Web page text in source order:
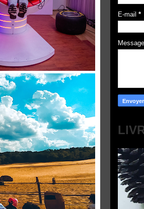
E-mail *
Message